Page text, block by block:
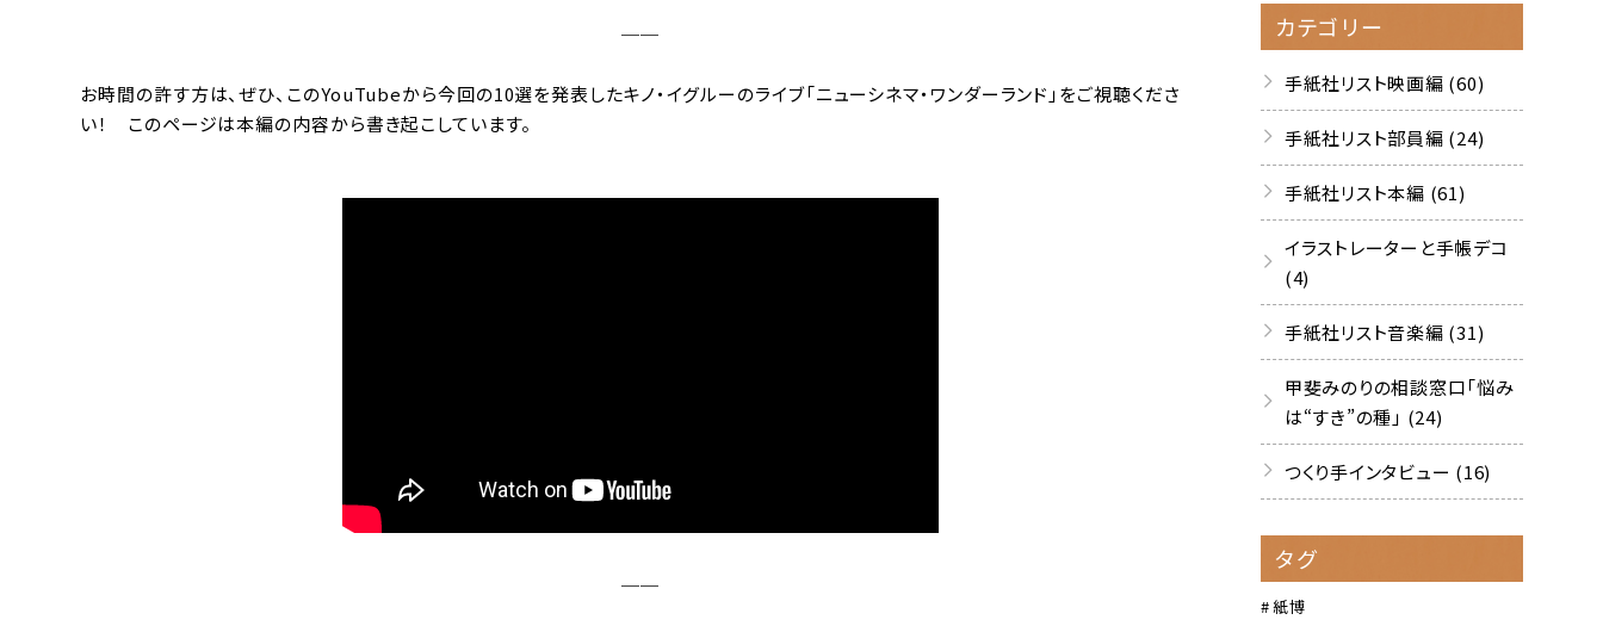
──
お時間の許す方は、ぜひ、このYouTubeから今回の10選を発表したキノ・イグルーのライブ「ニューシネマ・ワンダーランド」をご視聴くださ
い！ このページは本編の内容から書き起こしています。
──
カテゴリー
手紙社リスト映画編 (60)
手紙社リスト部員編 (24)
手紙社リスト本編 (61)
イラストレーターと手帳デコ
(4)
手紙社リスト音楽編 (31)
甲斐みのりの相談窓口「悩み
は“すき”の種」 (24)
つくり手インタビュー (16)
タグ
紙博